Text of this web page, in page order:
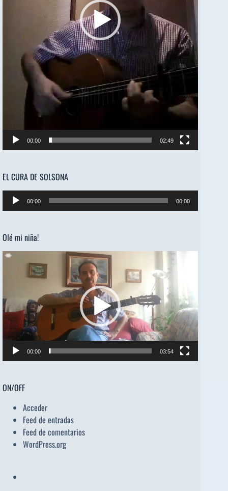
00:00 02:49
EL CURA DE SOLSONA
Reproductor
de
00:00 00:00
Olé mi niña!
Reproductor
00:00 03:54
ON/OFF
Acceder
Feed de entradas
Feed de comentarios
WordPress.org